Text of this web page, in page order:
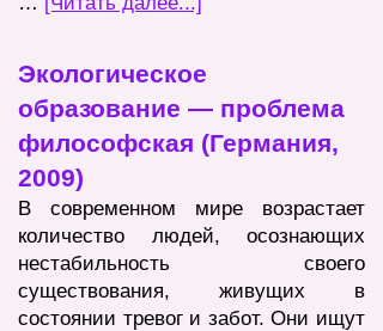
Экологическое
образование — проблема
философская (Германия,
2009)
В современном мире возрастает
количество людей, осознающих
нестабильность своего
существования, живущих в
состоянии тревог и забот. Они ищут